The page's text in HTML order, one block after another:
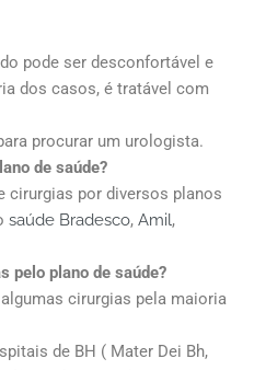
pode ser desconfortável e
dos casos, é tratável com
procurar um urologista.
de saúde?
cirurgias por diversos planos
saúde Bradesco, Amil,
pelo plano de saúde?
cirurgias pela maioria
de BH ( Mater Dei Bh,